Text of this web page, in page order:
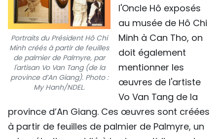
Portraits du Président Hô Chi
Minh créés à partir de feuilles
de palmier de Palmyre, par
l'artisan Vo Van Tang (de la
province d’An Giang). Photo :
My Hanh/NDEL.
l'Oncle Hô exposés
au musée de Hô Chi
Minh à Can Tho, on
doit également
mentionner les
œuvres de l'artiste
Vo Van Tang de la
province d’An Giang. Ces œuvres sont créées
à partir de feuilles de palmier de Palmyre, un